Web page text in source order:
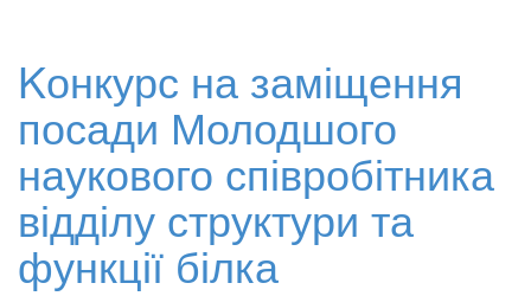
Kонкурс на заміщення
посади Молодшого
наукового співробітника
відділу структури та
функції білка